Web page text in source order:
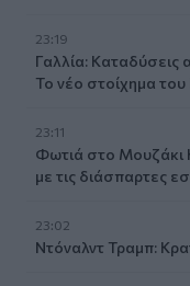
23:19
Γαλλία:
Το νέο στοίχημα του
23:11
Φωτιά στο Μουζάκι
με τις διάσπαρτες
23:02
Ντόναλντ Τραμπ: